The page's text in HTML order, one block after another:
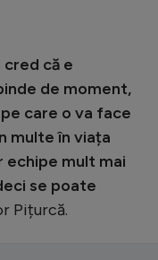
că e
de moment,
care o va face
multe în viața
echipe mult mai
se poate
Pițurcă.